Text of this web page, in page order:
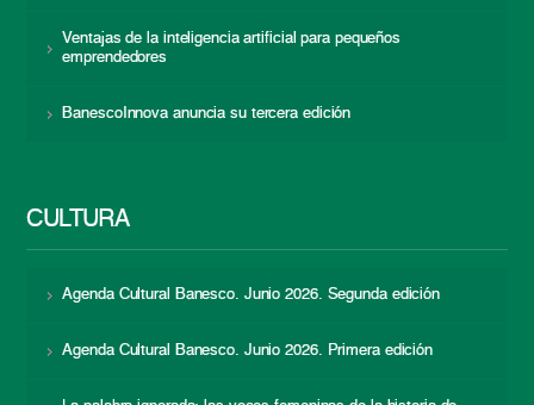
Ventajas de la inteligencia artificial para pequeños
emprendedores
BanescoInnova anuncia su tercera edición
CULTURA
Agenda Cultural Banesco. Junio 2026. Segunda edición
Agenda Cultural Banesco. Junio 2026. Primera edición